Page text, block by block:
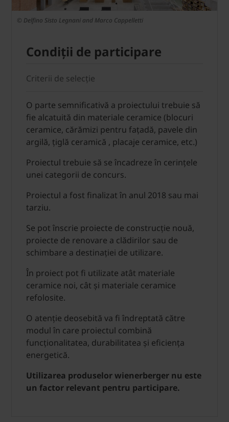
© Delfino Sisto Legnani and Marco Cappelletti
Condiții de participare
Criterii de selecție
O parte semnificativă a proiectului trebuie să
fie alcatuită din materiale ceramice (blocuri
ceramice, cărămizi pentru fațadă, pavele din
argilă, țiglă ceramică , placaje ceramice, etc.)
Proiectul trebuie să se încadreze în cerințele
unei categorii de concurs.
Proiectul a fost finalizat în anul 2018 sau mai
tarziu.
Se pot înscrie proiecte de construcție nouă,
proiecte de renovare a clădirilor sau de
schimbare a destinației de utilizare.
În proiect pot fi utilizate atât materiale
ceramice noi, cât și materiale ceramice
refolosite.
O atenție deosebită va fi îndreptată către
modul în care proiectul combină
funcționalitatea, durabilitatea și eficiența
energetică.
Utilizarea produselor wienerberger nu este
un factor relevant pentru participare.